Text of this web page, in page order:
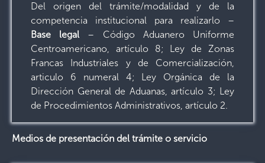
Del origen del trámite/modalidad y de la
competencia institucional para realizarlo –
Base legal – Código Aduanero Uniforme
Centroamericano, artículo 8; Ley de Zonas
Francas Industriales y de Comercialización,
articulo 6 numeral 4; Ley Orgánica de la
Dirección General de Aduanas, artículo 3; Ley
de Procedimientos Administrativos, artículo 2.
Medios de presentación del trámite o servicio